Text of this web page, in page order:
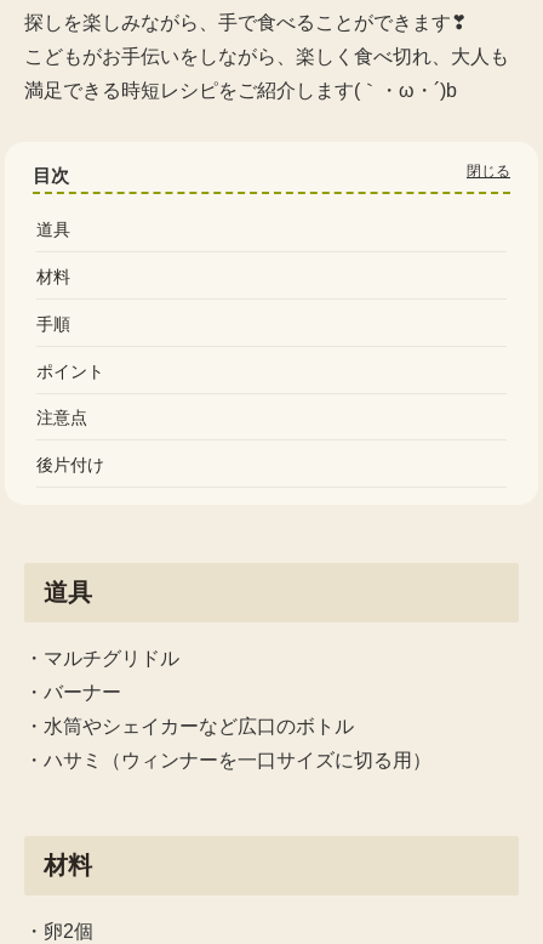
探しを楽しみながら、手で食べることができます❣
こどもがお手伝いをしながら、楽しく食べ切れ、大人も
満足できる時短レシピをご紹介します(｀・ω・´)b
目次
道具
材料
手順
ポイント
注意点
後片付け
道具
・マルチグリドル
・バーナー
・水筒やシェイカーなど広口のボトル
・ハサミ（ウィンナーを一口サイズに切る用）
材料
・卵2個